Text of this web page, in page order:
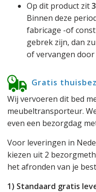
Op dit product zit
Binnen deze
fabricage -of
gebrek zijn, dan
of vervangen
Gratis
Wij vervoeren dit bed
meubeltransporteur.
even een bezorgdag
Voor leveringen in
kiezen uit 2
het afronden van je
1) Standaard gratis